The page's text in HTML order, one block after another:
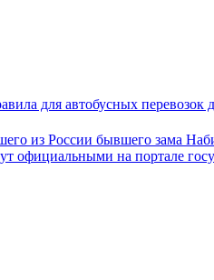
для автобусных перевозок
из России бывшего зама
официальными на портале